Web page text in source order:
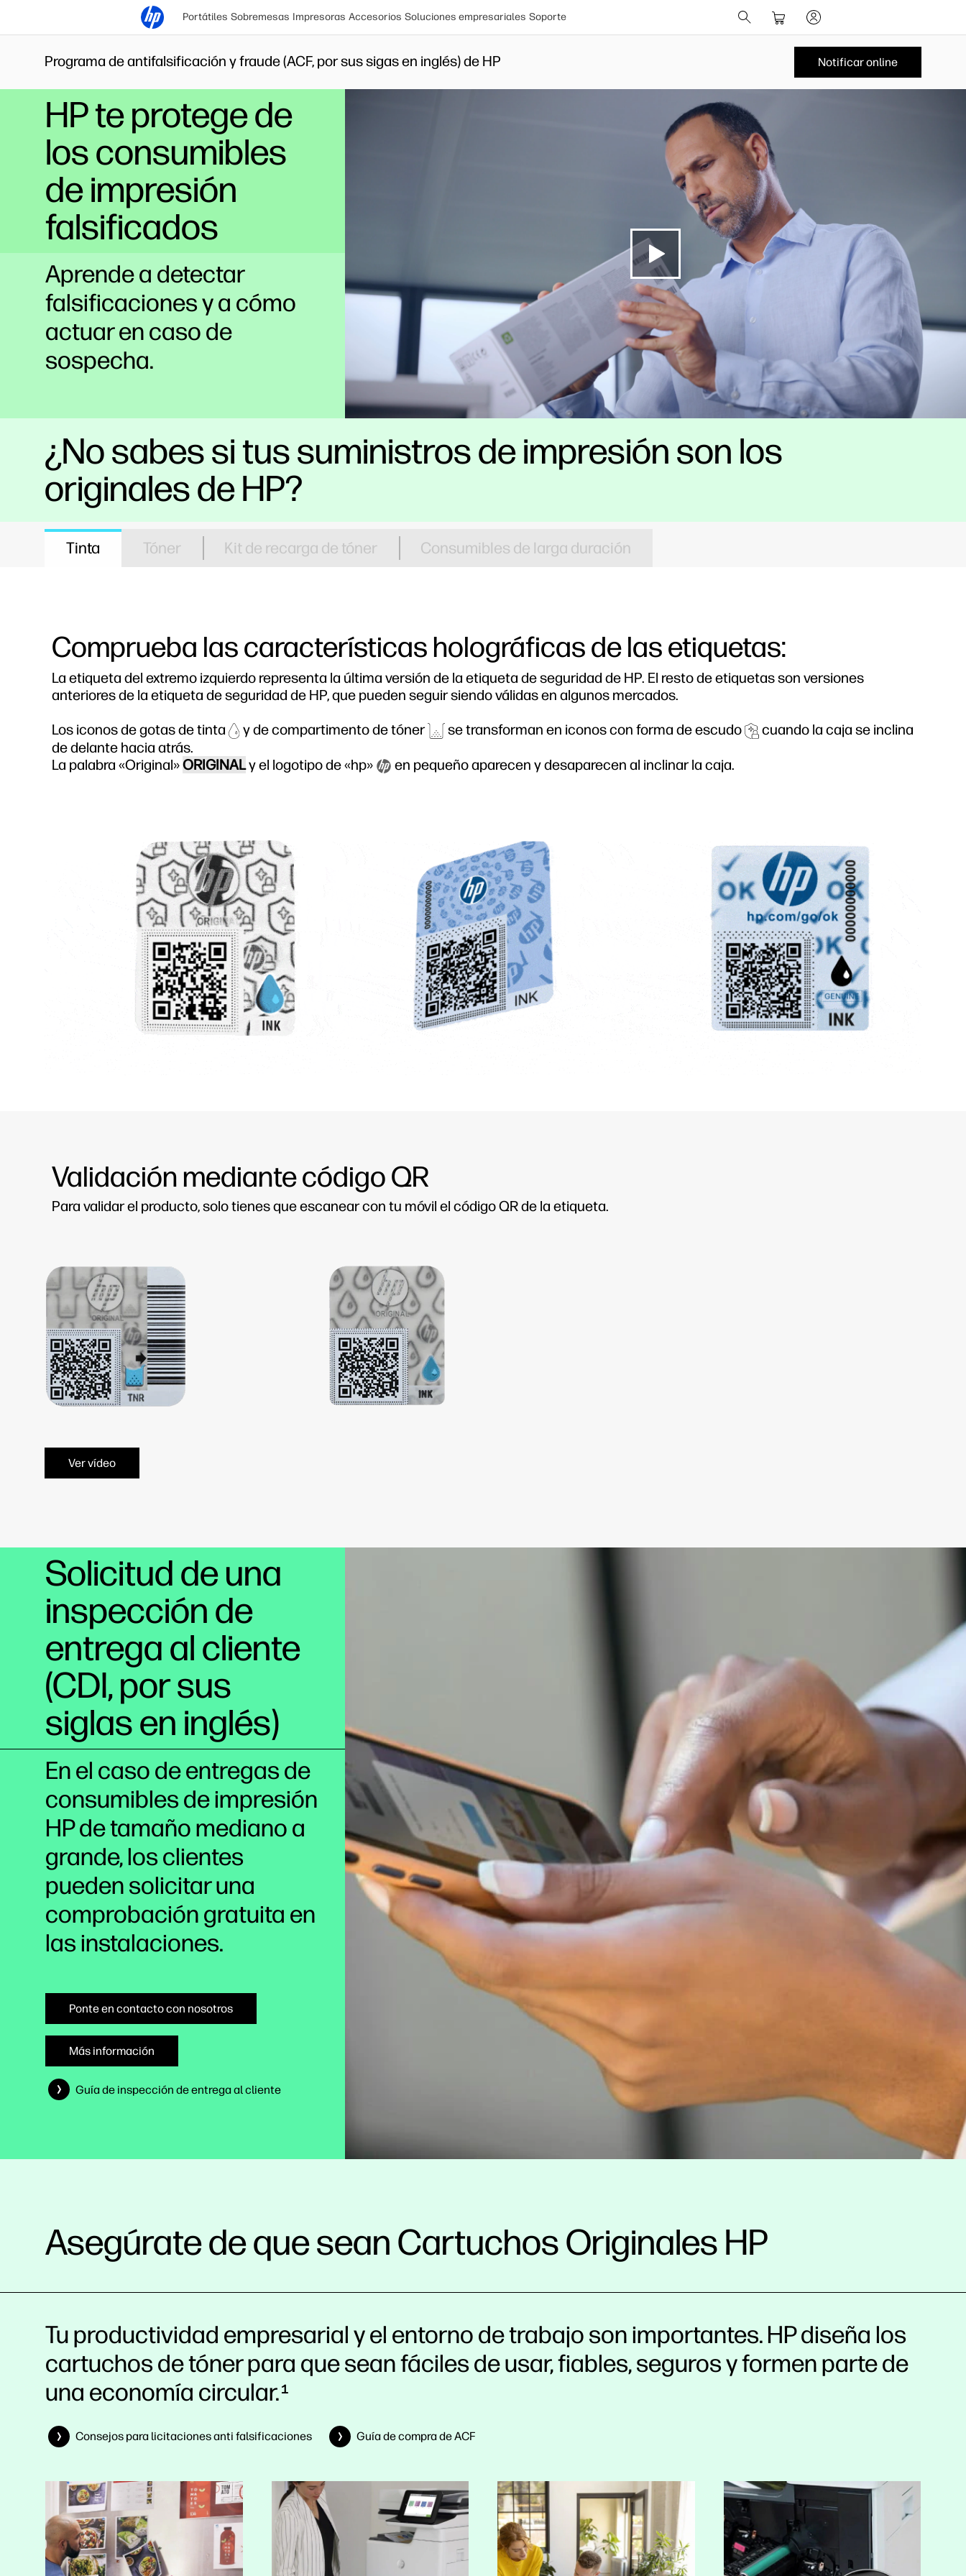
Portátiles Sobremesas Impresoras Accesorios Soluciones empresariales Soporte
Programa de antifalsificación y fraude (ACF, por sus sigas en inglés) de HP Notificar online
HP te protege de
los consumibles
de impresión
falsificados
Aprende a detectar
falsificaciones y a cómo
actuar en caso de
sospecha.
¿No sabes si tus suministros de impresión son los
originales de HP?
Tinta Tóner Kit de recarga de tóner Consumibles de larga duración
Comprueba las características holográficas de las etiquetas:
La etiqueta del extremo izquierdo representa la última versión de la etiqueta de seguridad de HP. El resto de etiquetas son versiones
anteriores de la etiqueta de seguridad de HP, que pueden seguir siendo válidas en algunos mercados.
Los iconos de gotas de tinta
y de compartimento de tóner se transforman en iconos con forma de escudo
cuando la caja se inclina
de delante hacia atrás.
La palabra «Original»ORIGINALy el logotipo de «hp» en pequeño aparecen y desaparecen al inclinar la caja.
Validación mediante código QR
Para validar el producto, solo tienes que escanear con tu móvil el código QR de la etiqueta.
Ver vídeo
Solicitud de una
inspección de
entrega al cliente
(CDI, por sus
siglas en inglés)
En el caso de entregas de
consumibles de impresión
HP de tamaño mediano a
grande, los clientes
pueden solicitar una
comprobación gratuita en
las instalaciones.
Ponte en contacto con nosotros
Más información
Guía de inspección de entrega al cliente
Asegúrate de que sean Cartuchos Originales HP
Tu productividad empresarial y el entorno de trabajo son importantes. HP diseña los
cartuchos de tóner para que sean fáciles de usar, fiables, seguros y formen parte de
una economía circular. 1
Consejos para licitaciones anti falsificaciones Guía de compra de ACF